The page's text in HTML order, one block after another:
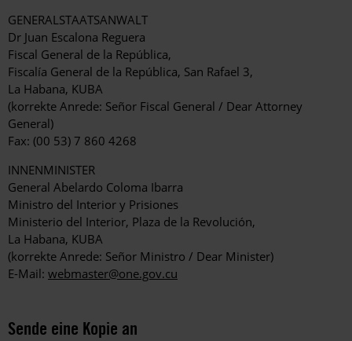
GENERALSTAATSANWALT
Dr Juan Escalona Reguera
Fiscal General de la República,
Fiscalía General de la República, San Rafael 3,
La Habana, KUBA
(korrekte Anrede: Señor Fiscal General / Dear Attorney
General)
Fax: (00 53) 7 860 4268
INNENMINISTER
General Abelardo Coloma Ibarra
Ministro del Interior y Prisiones
Ministerio del Interior, Plaza de la Revolución,
La Habana, KUBA
(korrekte Anrede: Señor Ministro / Dear Minister)
E-Mail: webmaster@one.gov.cu
Sende eine Kopie an